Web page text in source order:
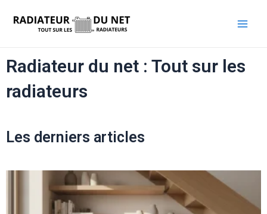
Radiateur du net : Tout sur les
radiateurs
Les derniers articles